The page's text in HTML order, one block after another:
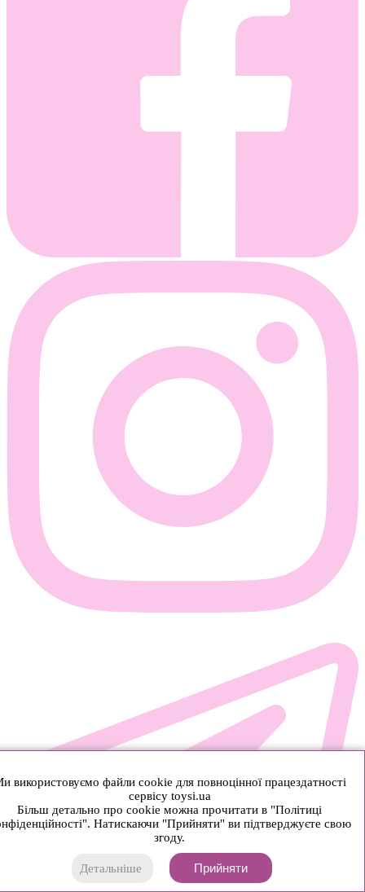
використовуємо файли cookie для повноцінної працездатності
сервісу toysi.ua
Більш детально про cookie можна прочитати в "Політиці
Натискаючи "Прийняти" ви підтверджуєте свою
згоду.
Детальніше Прийняти